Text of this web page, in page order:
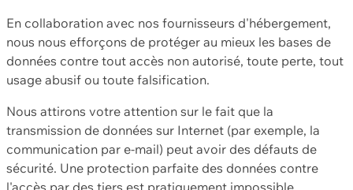
En collaboration avec nos fournisseurs d'hébergement,
nous nous efforçons de protéger au mieux les bases de
données contre tout accès non autorisé, toute perte, tout
usage abusif ou toute falsification.
Nous attirons votre attention sur le fait que la
transmission de données sur Internet (par exemple, la
communication par e-mail) peut avoir des défauts de
sécurité. Une protection parfaite des données contre
l'accès par des tiers est pratiquement impossible.